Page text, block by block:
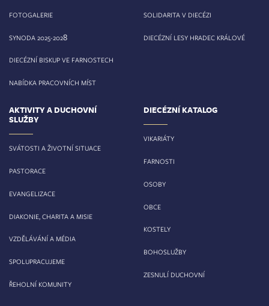
FOTOGALERIE
SYNODA 2025-2028
DIECÉZNÍ BISKUP VE FARNOSTECH
NABÍDKA PRACOVNÍCH MÍST
SOLIDARITA V DIECÉZI
DIECÉZNÍ LESY HRADEC KRÁLOVÉ
AKTIVITY A DUCHOVNÍ
SLUŽBY
SVÁTOSTI A ŽIVOTNÍ SITUACE
PASTORACE
EVANGELIZACE
DIAKONIE, CHARITA A MISIE
VZDĚLÁVÁNÍ A MÉDIA
SPOLUPRACUJEME
ŘEHOLNÍ KOMUNITY
DIECÉZNÍ KATALOG
VIKARIÁTY
FARNOSTI
OSOBY
OBCE
KOSTELY
BOHOSLUŽBY
ZESNULÍ DUCHOVNÍ